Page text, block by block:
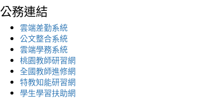
公務連結
雲端差勤系統
公文整合系統
雲端學務系統
桃園教師研習網
全國教師進修網
特教知能研習網
學生學習扶助網